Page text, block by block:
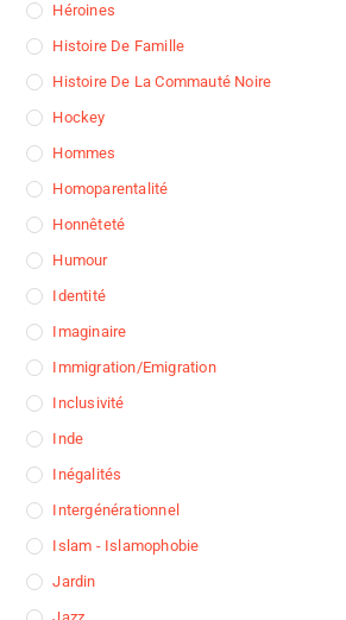
Héroines
Histoire De Famille
Histoire De La Commauté Noire
Hockey
Hommes
Homoparentalité
Honnêteté
Humour
Identité
Imaginaire
Immigration/Emigration
Inclusivité
Inde
Inégalités
Intergénérationnel
Islam - Islamophobie
Jardin